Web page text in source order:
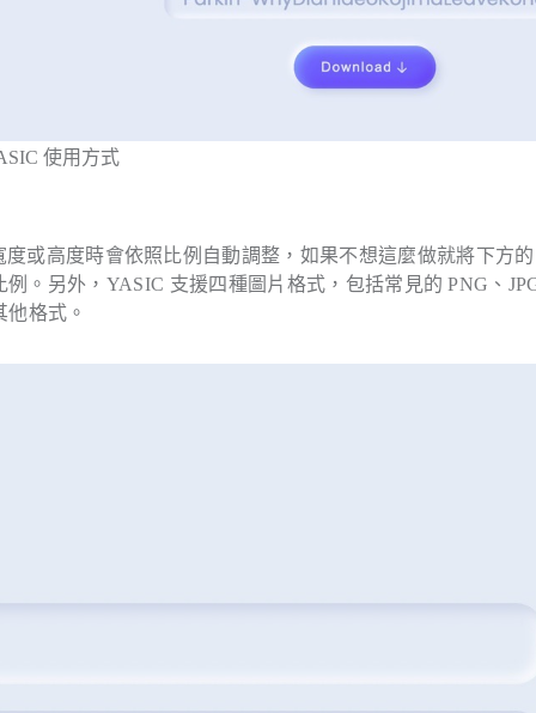
使用方式
或高度時會依照比例自動調整，如果不想這麼做就將下方的
。另外，YASIC 支援四種圖片格式，包括常見的 PNG、
格式。